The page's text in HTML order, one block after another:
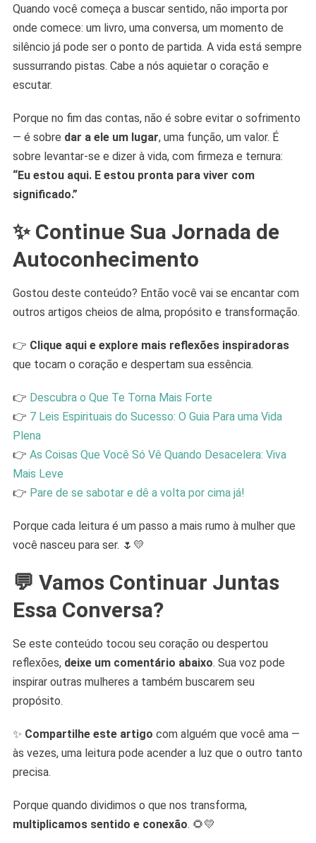
Quando você começa a buscar sentido, não importa por
onde comece: um livro, uma conversa, um momento de
silêncio já pode ser o ponto de partida. A vida está sempre
sussurrando pistas. Cabe a nós aquietar o coração e
escutar.
Porque no fim das contas, não é sobre evitar o sofrimento
— é sobre dar a ele um lugar, uma função, um valor. É
sobre levantar-se e dizer à vida, com firmeza e ternura:
“Eu estou aqui. E estou pronta para viver com
significado.”
✨ Continue Sua Jornada de
Autoconhecimento
Gostou deste conteúdo? Então você vai se encantar com
outros artigos cheios de alma, propósito e transformação.
👉 Clique aqui e explore mais reflexões inspiradoras
que tocam o coração e despertam sua essência.
👉 Descubra o Que Te Torna Mais Forte
👉 7 Leis Espirituais do Sucesso: O Guia Para uma Vida
Plena
👉 As Coisas Que Você Só Vê Quando Desacelera: Viva
Mais Leve
👉 Pare de se sabotar e dê a volta por cima já!
Porque cada leitura é um passo a mais rumo à mulher que
você nasceu para ser. 🌷💛
💬 Vamos Continuar Juntas
Essa Conversa?
Se este conteúdo tocou seu coração ou despertou
reflexões, deixe um comentário abaixo. Sua voz pode
inspirar outras mulheres a também buscarem seu
propósito.
✨ Compartilhe este artigo com alguém que você ama —
às vezes, uma leitura pode acender a luz que o outro tanto
precisa.
Porque quando dividimos o que nos transforma,
multiplicamos sentido e conexão. 🌻💛